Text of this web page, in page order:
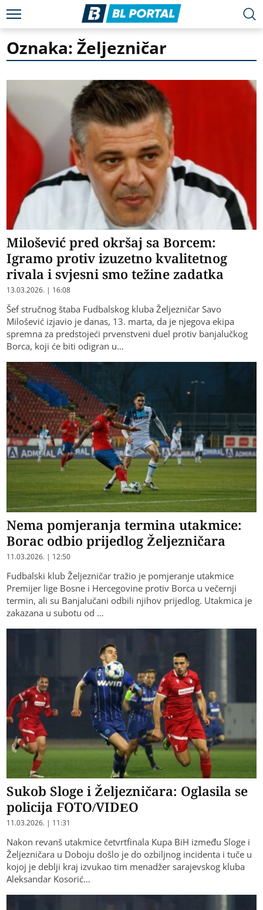
Oznaka: Željezničar
Milošević pred okršaj sa Borcem:
Igramo protiv izuzetno kvalitetnog
rivala i svjesni smo težine zadatka
13.03.2026. | 16:08
Šef stručnog štaba Fudbalskog kluba Željezničar Savo
Milošević izjavio je danas, 13. marta, da je njegova ekipa
spremna za predstojeći prvenstveni duel protiv banjalučkog
Borca, koji će biti odigran u…
Nema pomjeranja termina utakmice:
Borac odbio prijedlog Željezničara
11.03.2026. | 12:50
Fudbalski klub Željezničar tražio je pomjeranje utakmice
Premijer lige Bosne i Hercegovine protiv Borca u večernji
termin, ali su Banjalučani odbili njihov prijedlog. Utakmica je
zakazana u subotu od …
Sukob Sloge i Željezničara: Oglasila se
policija FOTO/VIDEO
11.03.2026. | 11:31
Nakon revanš utakmice četvrtfinala Kupa BiH između Sloge i
Željezničara u Doboju došlo je do ozbiljnog incidenta i tuče u
kojoj je deblji kraj izvukao tim menadžer sarajevskog kluba
Aleksandar Kosorić…